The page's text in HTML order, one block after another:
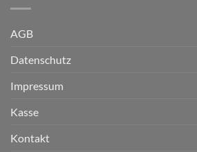
AGB
Datenschutz
Impressum
Kasse
Kontakt